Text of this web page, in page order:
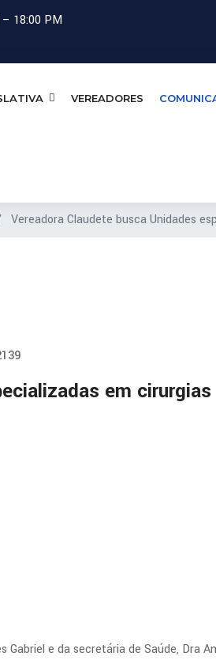
18:00 PM
VEREADORES
Vereadora Claudete busca Unidades
em cirurgias
e da secretária de Saúde, Dra